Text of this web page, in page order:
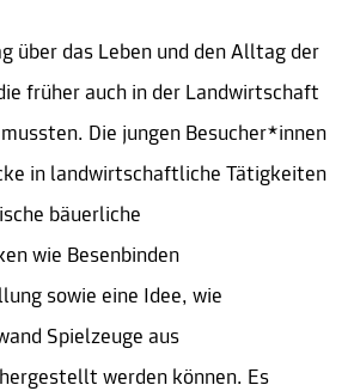
über das Leben und den Alltag der
früher auch in der Landwirtschaft
Die jungen Besucher*innen
in landwirtschaftliche Tätigkeiten
bäuerliche
wie Besenbinden
sowie eine Idee, wie
Spielzeuge aus
werden können. Es